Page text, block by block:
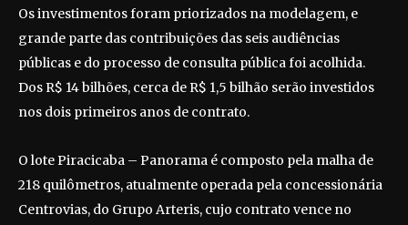
Os investimentos foram priorizados na modelagem, e
grande parte das contribuições das seis audiências
públicas e do processo de consulta pública foi acolhida.
Dos R$ 14 bilhões, cerca de R$ 1,5 bilhão serão investidos
nos dois primeiros anos de contrato.
O lote Piracicaba – Panorama é composto pela malha de
218 quilômetros, atualmente operada pela concessionária
Centrovias, do Grupo Arteris, cujo contrato vence no